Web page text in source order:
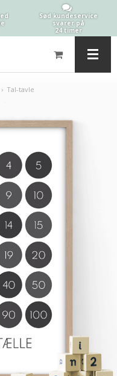
Sød kundeservice
svarer på
24 timer
› Tal-tavle